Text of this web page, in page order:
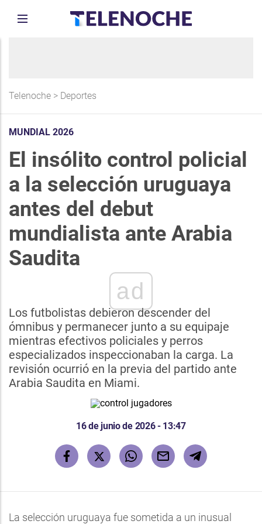
Telenoche > Deportes
MUNDIAL 2026
El insólito control policial
a la selección uruguaya
antes del debut
mundialista ante Arabia
Saudita
ad
Los futbolistas debieron descender del
ómnibus y permanecer junto a su equipaje
mientras efectivos policiales y perros
especializados inspeccionaban la carga. La
revisión ocurrió en la previa del partido ante
Arabia Saudita en Miami.
16 de junio de 2026 - 13:47
La selección uruguaya fue sometida a un inusual